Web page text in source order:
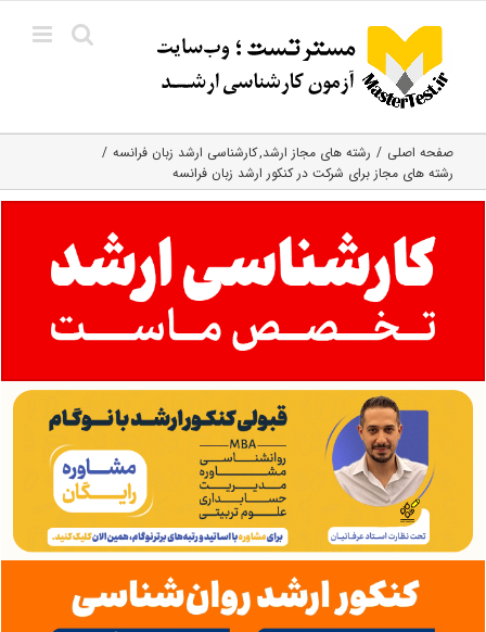
content
صفحه اصلی رشته های مجاز ارشد کارشناسی ارشد زبان فرانسه
رشته های مجاز برای شرکت در کنکور ارشد زبان فرانسه